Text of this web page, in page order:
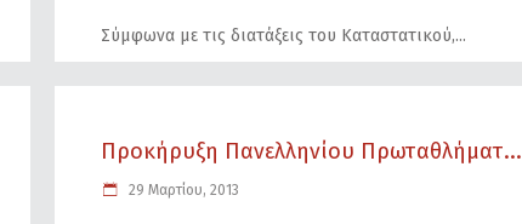
Σύμφωνα με τις διατάξεις του Καταστατικού,
Προκήρυξη Πανελληνίου Πρωταθλήματ...
29 Μαρτίου, 2013